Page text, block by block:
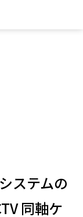
ステムの
同軸ケ